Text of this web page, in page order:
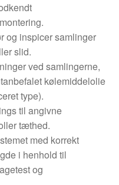
og inspicer samlinger
slid.
ved samlingerne,
kølemiddelolie
type).
til angivne
tæthed.
med korrekt
i henhold til
og